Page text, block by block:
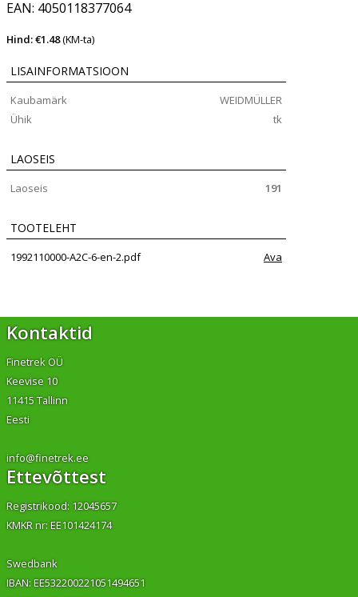
EAN: 4050118377064
Hind: €1.48(KM-ta)
LISAINFORMATSIOON
Kaubamärk
WEIDMÜLLER
Ühik
tk
LAOSEIS
Laoseis 191
TOOTELEHT
1992110000-A2C-6-en-2.pdf Ava
Kontaktid
Finetrek OÜ
Keevise 10
11415 Tallinn
Eesti
info@finetrek.ee
Ettevõttest
Registrikood: 12045657
KMKR nr: EE101424174
Swedbank
IBAN: EE532200221051494651